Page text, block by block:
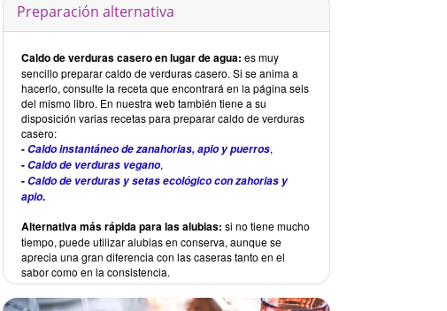
Preparación alternativa
Caldo de verduras casero en lugar de agua: es muy
sencillo preparar caldo de verduras casero. Si se anima a
hacerlo, consulte la receta que encontrará en la página seis
del mismo libro. En nuestra web también tiene a su
disposición varias recetas para preparar caldo de verduras
casero:
-Caldo instantáneo de zanahorias, apio y puerros,
-Caldo de verduras vegano,
-Caldo de verduras y setas ecológico con zahorias y
apio.
Alternativa más rápida para las alubias: si no tiene mucho
tiempo, puede utilizar alubias en conserva, aunque se
aprecia una gran diferencia con las caseras tanto en el
sabor como en la consistencia.